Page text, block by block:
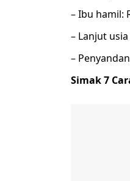
– Ibu hamil:
– Lanjut
–
Simak 7